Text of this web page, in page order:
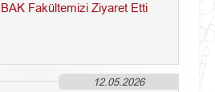
BAK Fakültemizi Ziyaret Etti
12.05.2026